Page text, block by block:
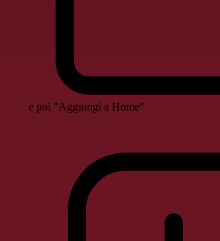
e poi "Aggiungi a Home"